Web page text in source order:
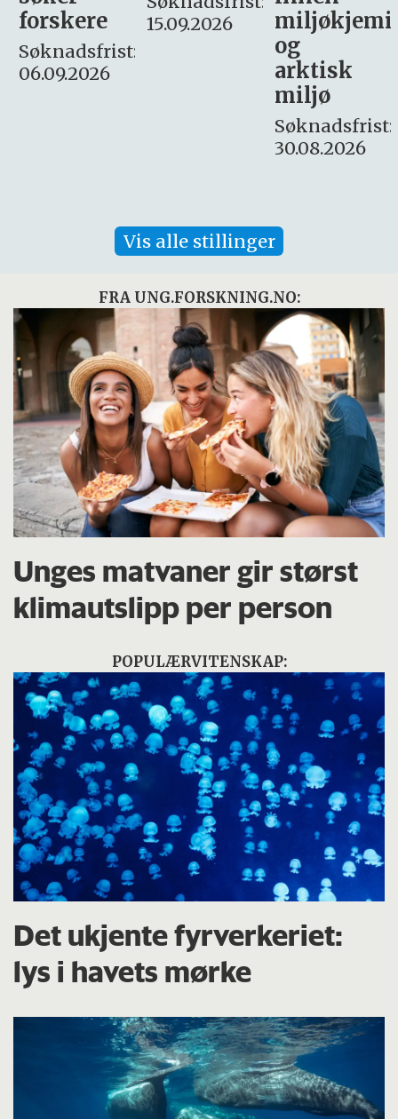
15.09.2026
miljøkjemi
– fast
Søknadsfrist:
16. august.
Vis alle stillinger
FRA UNG.FORSKNING.NO:
Unges matvaner gir størst
klimautslipp per person
POPULÆRVITENSKAP:
Det ukjente fyrverkeriet:
lys i havets mørke